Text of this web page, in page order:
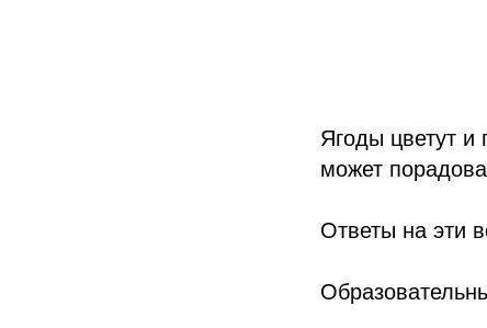
Ягоды цветут и
может
Ответы на эти